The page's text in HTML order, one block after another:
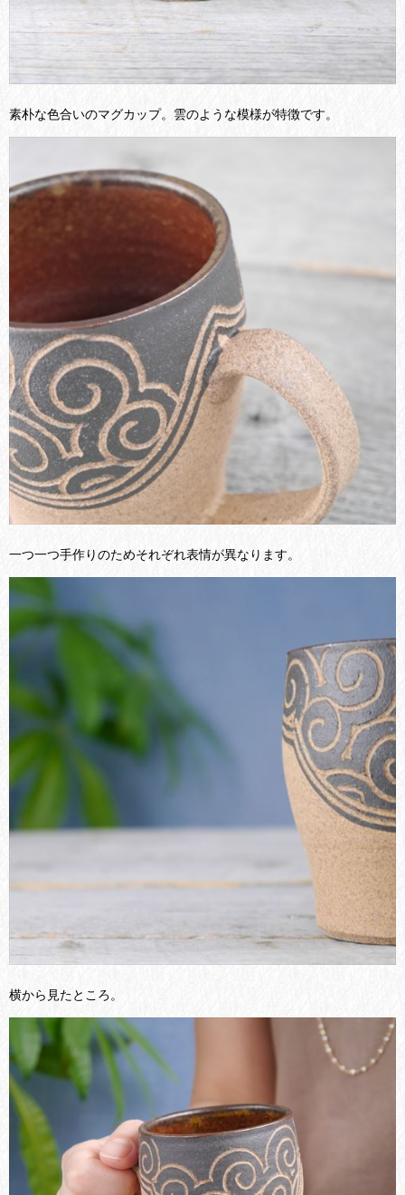
素朴な色合いのマグカップ。雲のような模様が特徴です。
一つ一つ手作りのためそれぞれ表情が異なります。
横から見たところ。